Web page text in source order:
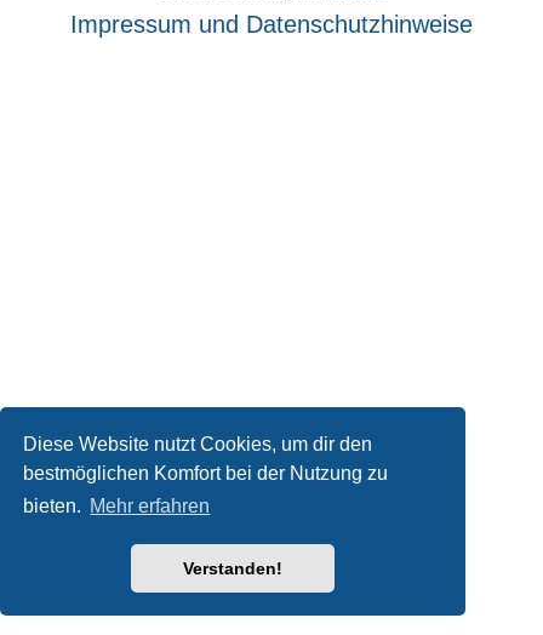
Diese Website nutzt Cookies, um dir den
bestmöglichen Komfort bei der Nutzung zu
bieten. Mehr erfahren
Verstanden!
Impressum und Datenschutzhinweise